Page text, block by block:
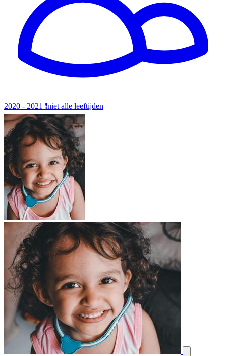
2020 - 2021 ❗️niet alle leeftijden